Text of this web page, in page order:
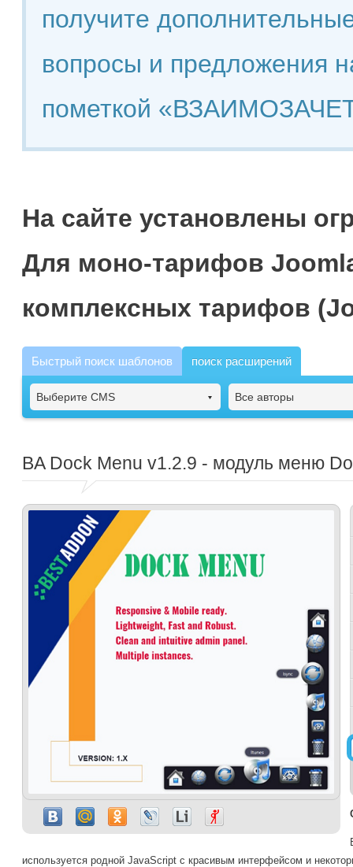
получите
вопросы и предложения
пометкой
На сайте установлены
Для моно-тарифов
комплексных тарифов
Быстрый поиск шаблонов поиск расширений
Выберите CMS Все авторы
BA Dock Menu v1.2.9 - модуль меню
используется родной JavaScript с красивым интерфейсом и